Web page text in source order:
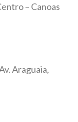
– Canoas
Araguaia,